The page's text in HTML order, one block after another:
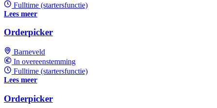
Fulltime (startersfunctie)
Lees meer
Orderpicker
Barneveld
In overeenstemming
Fulltime (startersfunctie)
Lees meer
Orderpicker